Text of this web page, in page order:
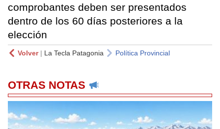
comprobantes deben ser presentados
dentro de los 60 días posteriores a la
elección
Volver| La Tecla Patagonia Política Provincial
OTRAS NOTAS